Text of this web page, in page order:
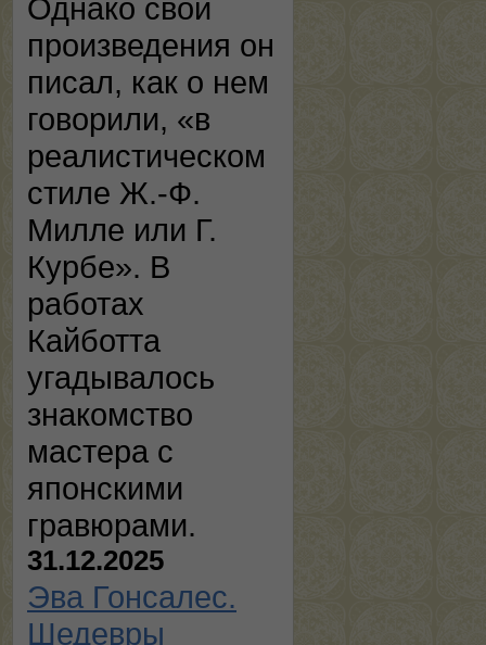
Однако свои
произведения он
писал, как о нем
говорили, «в
реалистическом
стиле Ж.-Ф.
Милле или Г.
Курбе». В
работах
Кайботта
угадывалось
знакомство
мастера с
японскими
гравюрами.
31.12.2025
Эва Гонсалес.
Шедевры